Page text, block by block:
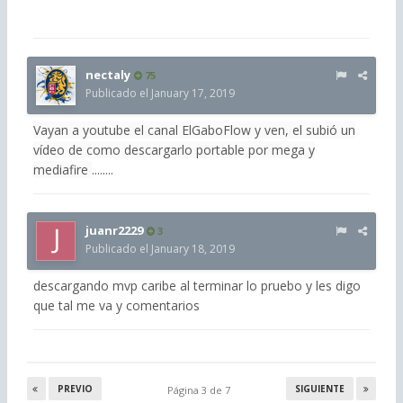
nectaly 75
Publicado el January 17, 2019
Vayan a youtube el canal ElGaboFlow y ven, el subió un
vídeo de como descargarlo portable por mega y
mediafire ........
juanr2229 3
Publicado el January 18, 2019
descargando mvp caribe al terminar lo pruebo y les digo
que tal me va y comentarios
PREVIO SIGUIENTE
Página 3 de 7